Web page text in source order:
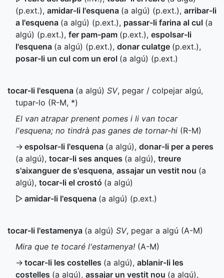
(p.ext.), amidar-li l'esquena (a algú) (p.ext.), arribar-li
a l'esquena (a algú) (p.ext.), passar-li farina al cul (a
algú) (p.ext.), fer pam-pam (p.ext.), espolsar-li
l'esquena (a algú) (p.ext.), donar culatge (p.ext.),
posar-li un cul com un erol (a algú) (p.ext.)
tocar-li l'esquena (a algú) SV, pegar / colpejar algú,
tupar-lo (R-M, *)
El van atrapar prenent pomes i li van tocar
l'esquena; no tindrà pas ganes de tornar-hi (R-M)
→ espolsar-li l'esquena (a algú), donar-li per a peres
(a algú), tocar-li ses anques (a algú), treure
s'aixanguer de s'esquena, assajar un vestit nou (a
algú), tocar-li el crostó (a algú)
▷ amidar-li l'esquena (a algú) (p.ext.)
tocar-li l'estamenya (a algú) SV, pegar a algú (A-M)
Mira que te tocaré l'estamenya! (A-M)
→ tocar-li les costelles (a algú), ablanir-li les
costelles (a algú), assajar un vestit nou (a algú),